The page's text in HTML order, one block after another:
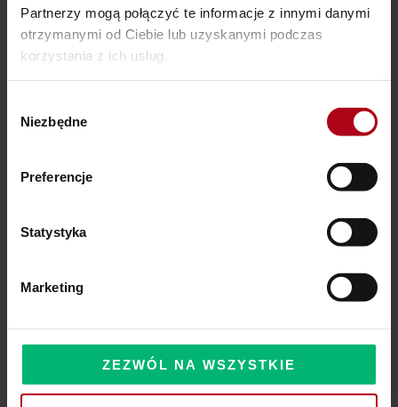
Partnerzy mogą połączyć te informacje z innymi danymi
otrzymanymi od Ciebie lub uzyskanymi podczas
korzystania z ich usług.
zgody
Niezbędne
Preferencje
Statystyka
Marketing
ZEZWÓL NA WSZYSTKIE
Ostatnie wpisy
Czy Masz W Portfelu Pożeracza Pieniędzy?
Powinieneś o tym wiedzieć – zbliża się wielka zmiana!